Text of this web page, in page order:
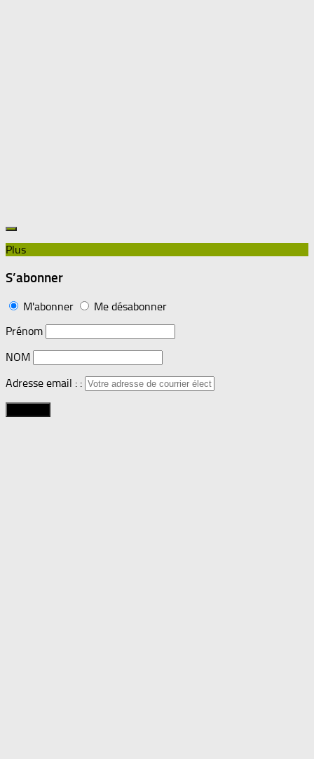
Plus
S’abonner
M'abonner
Me désabonner
Prénom
NOM
Adresse email : :